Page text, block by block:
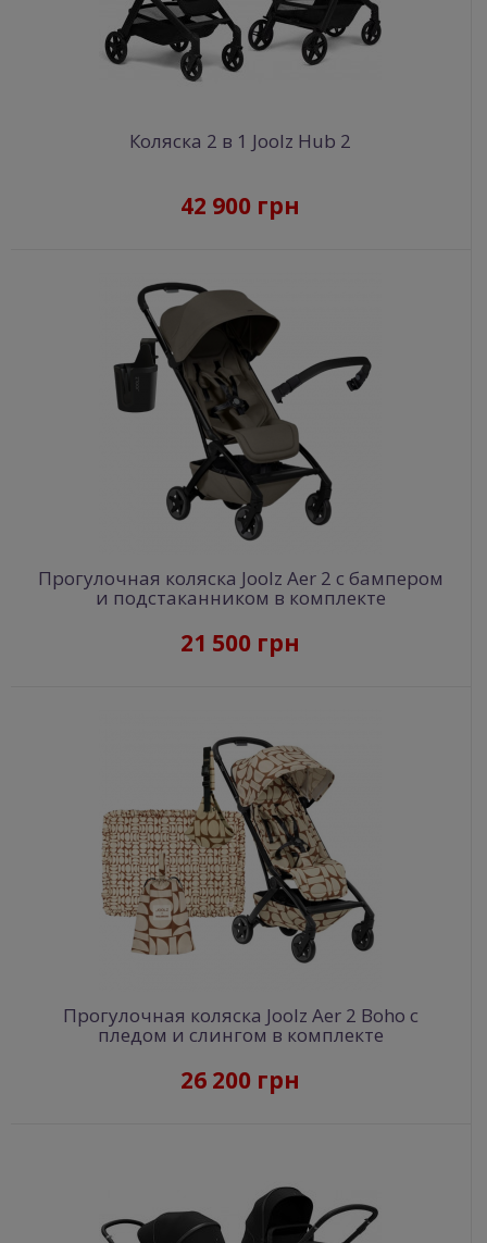
Коляска 2 в 1 Joolz Hub 2
42 900 грн
Прогулочная коляска Joolz Aer 2 с бампером
и подстаканником в комплекте
21 500 грн
Прогулочная коляска Joolz Aer 2 Boho с
пледом и слингом в комплекте
26 200 грн